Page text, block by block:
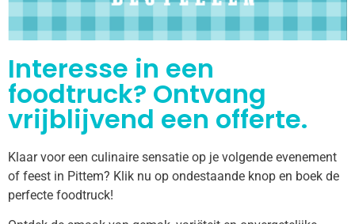
Interesse in een
foodtruck? Ontvang
vrijblijvend een offerte.
Klaar voor een culinaire sensatie op je volgende evenement
of feest in Pittem? Klik nu op ondestaande knop en boek de
perfecte foodtruck!